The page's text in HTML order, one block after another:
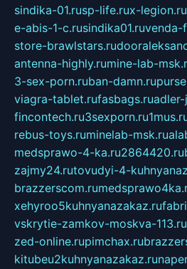
sindika-01.rusp-life.rux-legion.ru
e-abis-1-c.rusindika01.ruvenda-
store-brawlstars.ru
antenna-highly.rumine-lab-
3-sex-porn.ruban-damn.ru
viagra-tablet.rufasbags.ruadler-
fincontech.ru3sexporn.ru
rebus-toys.ruminelab-msk.ru
medsprawo-4-ka.ru2864420.ru
zajmy24.rutovudyi-4-
brazzerscom.ru
xehyroo5kuhnyanazakaz.ru
vskrytie-zamkov-moskva-113.ru
zed-online.rupimchax.ru
kitubeu2kuhnyanazakaz.ru